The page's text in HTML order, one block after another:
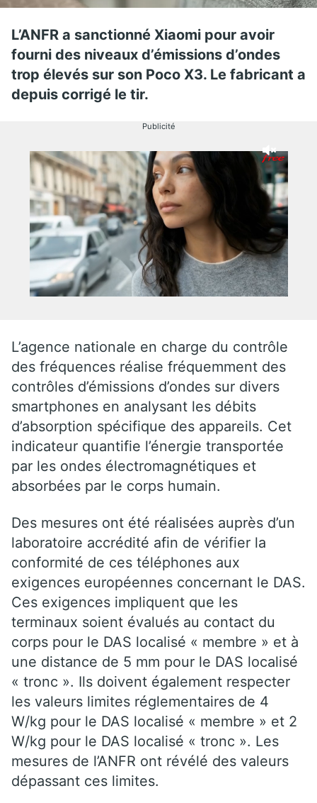
L’ANFR a sanctionné Xiaomi pour avoir
fourni des niveaux d’émissions d’ondes
trop élevés sur son Poco X3. Le fabricant a
depuis corrigé le tir.
Publicité
L’agence nationale en charge du contrôle
des fréquences réalise fréquemment des
contrôles d’émissions d’ondes sur divers
smartphones en analysant les débits
d’absorption spécifique des appareils. Cet
indicateur quantifie l’énergie transportée
par les ondes électromagnétiques et
absorbées par le corps humain.
Des mesures ont été réalisées auprès d’un
laboratoire accrédité afin de vérifier la
conformité de ces téléphones aux
exigences européennes concernant le DAS.
Ces exigences impliquent que les
terminaux soient évalués au contact du
corps pour le DAS localisé « membre » et à
une distance de 5 mm pour le DAS localisé
« tronc ». Ils doivent également respecter
les valeurs limites réglementaires de 4
W/kg pour le DAS localisé « membre » et 2
W/kg pour le DAS localisé « tronc ». Les
mesures de l’ANFR ont révélé des valeurs
dépassant ces limites.